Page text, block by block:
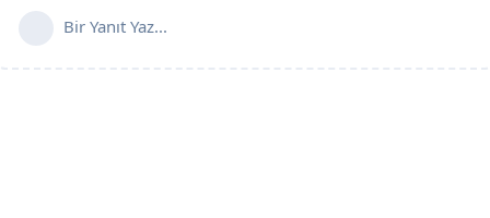
Bir Yanıt Yaz...